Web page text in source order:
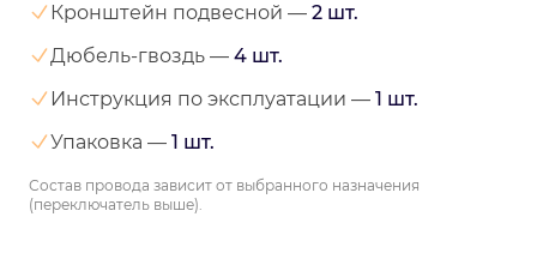
Кронштейн подвесной — 2 шт.
Дюбель-гвоздь — 4 шт.
Инструкция по эксплуатации — 1 шт.
Упаковка — 1 шт.
Состав провода зависит от выбранного назначения
(переключатель выше).